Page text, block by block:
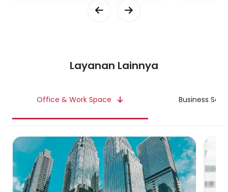
Layanan Lainnya
Office & Work Space Business